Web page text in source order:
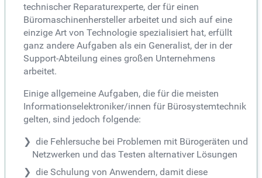
technischer Reparaturexperte, der für einen
Büromaschinenhersteller arbeitet und sich auf eine
einzige Art von Technologie spezialisiert hat, erfüllt
ganz andere Aufgaben als ein Generalist, der in der
Support-Abteilung eines großen Unternehmens
arbeitet.
Einige allgemeine Aufgaben, die für die meisten
Informationselektroniker/innen für Bürosystemtechnik
gelten, sind jedoch folgende:
die Fehlersuche bei Problemen mit Bürogeräten und
Netzwerken und das Testen alternativer Lösungen
die Schulung von Anwendern, damit diese